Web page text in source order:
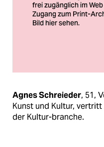
Agnes Schreieder, 51,
Kunst und Kultur,
der Kultur-branche.